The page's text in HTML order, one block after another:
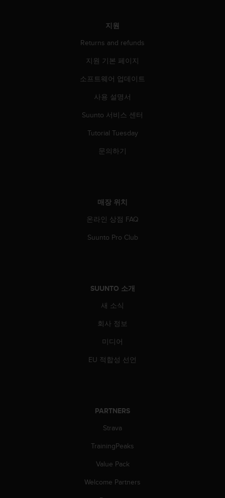
지원
Returns and refunds
지원 기본 페이지
소프트웨어 업데이트
사용 설명서
Suunto 서비스 센터
Tutorial Tuesday
문의하기
매장 위치
온라인 상점 FAQ
Suunto Pro Club
SUUNTO 소개
새 소식
회사 정보
미디어
EU 적합성 선언
PARTNERS
Strava
TrainingPeaks
Value Pack
Welcome Partners